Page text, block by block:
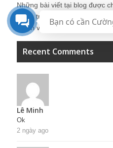
Những bài viết tại blog được
Quản trị Nhân sự Nguyễn
thành viên khác trong cộng
Recent Comments
Lê Minh
Ok
2 ngày ago
Bạn có cần